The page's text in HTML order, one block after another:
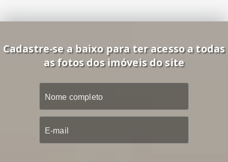
Cadastre-se a baixo para ter acesso a todas
as fotos dos imóveis do site